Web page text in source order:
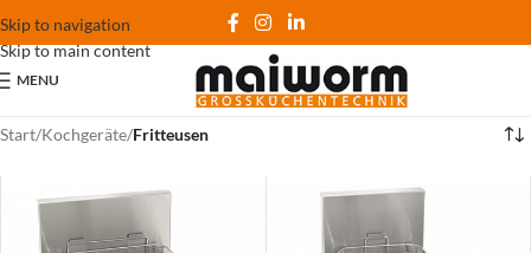
Skip to navigation
Skip to main content
MENU
Start/Kochgeräte/Fritteusen